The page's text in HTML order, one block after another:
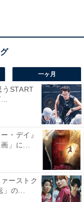
・イット製品が欠かせない
一ヶ月
うSTART
・デイ』
」に...
ーストク
の...